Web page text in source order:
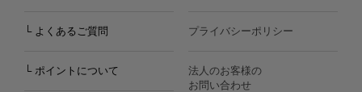
└ よくあるご質問
└ ポイントについて
プライバシーポリシー
法人のお客様の
お問い合わせ